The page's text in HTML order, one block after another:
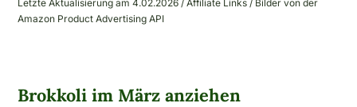
Letzte Aktualisierung am 4.02.2026 / Affiliate Links / Bilder von der
Amazon Product Advertising API
Brokkoli im März anziehen